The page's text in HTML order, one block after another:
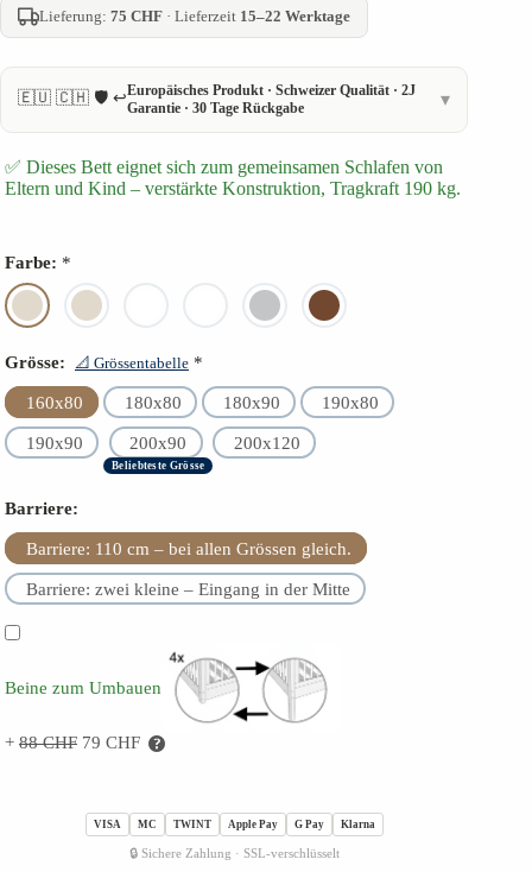
Lieferung: 75 CHF · Lieferzeit 15–22 Werktage
🇪🇺 🇨🇭 🛡️ ↩️Europäisches Produkt · Schweizer Qualität · 2J
Garantie · 30 Tage Rückgabe
▾
🇨🇭 Schweizer Qualität – lokale Lieferung
🌿 FSC Zertifikat
📦 Zuverlässige Lieferung
✅ Dieses Bett eignet sich zum gemeinsamen Schlafen von
Eltern und Kind – verstärkte Konstruktion, Tragkraft 190 kg.
Farbe: *
Grösse: 📐 Grössentabelle *
160x80 180x80 180x90 190x80
190x90 200x90
Beliebteste Grösse
200x120
Barriere:
Barriere: 110 cm – bei allen Grössen gleich.
Barriere: zwei kleine – Eingang in der Mitte
Beine zum Umbauen
+ 88CHF 79 CHF
VISA MC TWINT Apple Pay G Pay Klarna
🔒 Sichere Zahlung · SSL-verschlüsselt